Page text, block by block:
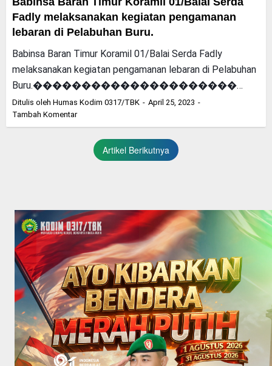
Fadly melaksanakan kegiatan pengamanan
lebaran di Pelabuhan Buru.
Babinsa Baran Timur Koramil 01/Balai Serda Fadly
melaksanakan kegiatan pengamanan lebaran di Pelabuhan
Buru.���������������������…
Ditulis oleh Humas Kodim 0317/TBK
April 25, 2023
Tambah Komentar
Artikel Berikutnya